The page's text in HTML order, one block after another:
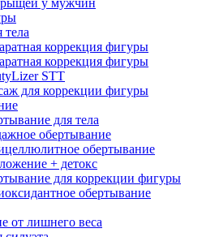
у мужчин
тела
коррекция фигуры
коррекция фигуры
STT
для коррекции фигуры
для тела
обертывание
обертывание
+ детокс
для коррекции фигуры
обертывание
от лишнего веса